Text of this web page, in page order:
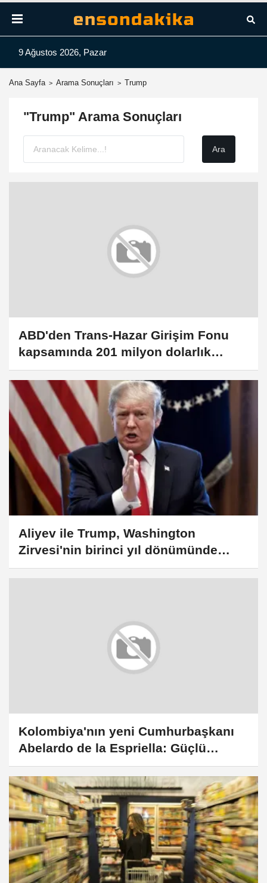
9 Ağustos 2026, Pazar
Ana Sayfa Arama Sonuçları Trump
"Trump" Arama Sonuçları
ABD'den Trans-Hazar Girişim Fonu
kapsamında 201 milyon dolarlık
yatırım kararı
Aliyev ile Trump, Washington
Zirvesi'nin birinci yıl dönümünde
telefonda görüştü
Kolombiya'nın yeni Cumhurbaşkanı
Abelardo de la Espriella: Güçlü
medya ve hızlı yükseliş